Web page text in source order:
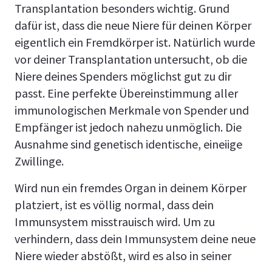
Transplantation besonders wichtig. Grund
dafür ist, dass die neue Niere für deinen Körper
eigentlich ein Fremdkörper ist. Natürlich wurde
vor deiner Transplantation untersucht, ob die
Niere deines Spenders möglichst gut zu dir
passt. Eine perfekte Übereinstimmung aller
immunologischen Merkmale von Spender und
Empfänger ist jedoch nahezu unmöglich. Die
Ausnahme sind genetisch identische, eineiige
Zwillinge.
Wird nun ein fremdes Organ in deinem Körper
platziert, ist es völlig normal, dass dein
Immunsystem misstrauisch wird. Um zu
verhindern, dass dein Immunsystem deine neue
Niere wieder abstößt, wird es also in seiner